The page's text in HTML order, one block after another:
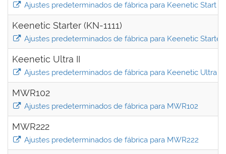
Ajustes predeterminados de fábrica para Keenetic Start II
Keenetic Starter (KN-1111)
Ajustes predeterminados de fábrica para Keenetic Starter
Keenetic Ultra II
Ajustes predeterminados de fábrica para Keenetic Ultra II
MWR102
Ajustes predeterminados de fábrica para MWR102
MWR222
Ajustes predeterminados de fábrica para MWR222